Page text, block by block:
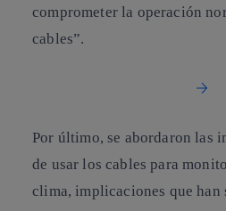
comprometer la operación
cables”.
Por último, se abordaron las
de usar los cables para
clima, implicaciones que han